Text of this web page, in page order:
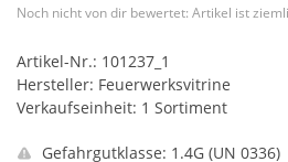
Noch nicht von dir bewertet: Artikel ist
Artikel-Nr.: 101237_1
Hersteller: Feuerwerksvitrine
Verkaufseinheit: 1 Sortiment
Gefahrgutklasse: 1.4G (UN 0336)